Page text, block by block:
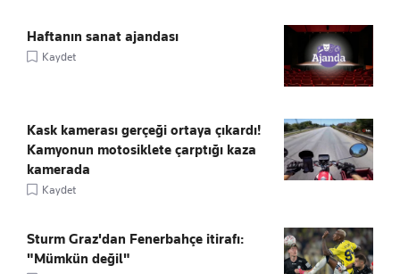
Haftanın sanat ajandası
Kaydet
Kask kamerası gerçeği ortaya çıkardı!
Kamyonun motosiklete çarptığı kaza
kamerada
Kaydet
Sturm Graz'dan Fenerbahçe itirafı:
"Mümkün değil"